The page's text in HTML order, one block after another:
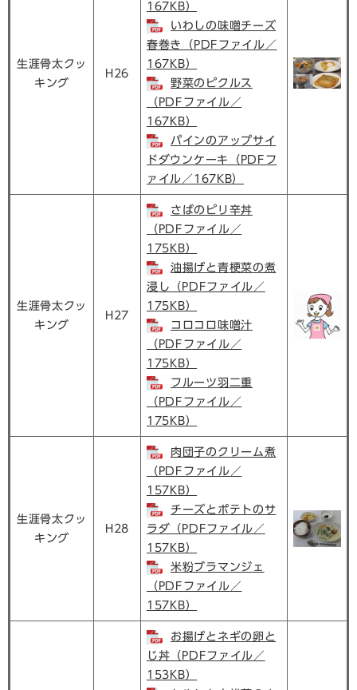
生涯骨太クッ
キング
H26
167KB）
いわしの味噌チーズ
春巻き（PDFファイル／
167KB）
野菜のピクルス
（PDFファイル／
167KB）
パインのアップサイ
ドダウンケーキ（PDFフ
ァイル／167KB）
生涯骨太クッ
キング
H27
さばのピリ辛丼
（PDFファイル／
175KB）
油揚げと青梗菜の煮
浸し（PDFファイル／
175KB）
コロコロ味噌汁
（PDFファイル／
175KB）
フルーツ羽二重
（PDFファイル／
175KB）
生涯骨太クッ
キング
H28
肉団子のクリーム煮
（PDFファイル／
157KB）
チーズとポテトのサ
ラダ（PDFファイル／
157KB）
米粉ブラマンジェ
（PDFファイル／
157KB）
お揚げとネギの卵と
じ丼（PDFファイル／
153KB）